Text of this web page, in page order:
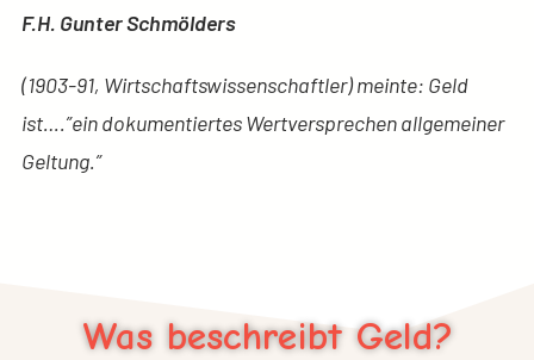
F.H. Gunter Schmölders
(1903-91, Wirtschaftswissenschaftler) meinte: Geld
ist….”ein dokumentiertes Wertversprechen allgemeiner
Geltung.”
Was beschreibt Geld?